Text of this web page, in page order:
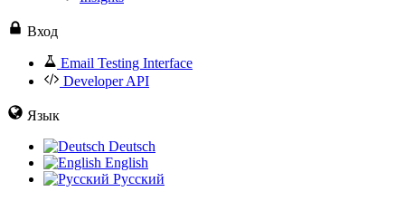
Вход
Email Testing Interface
Developer API
Язык
Deutsch
English
Русский